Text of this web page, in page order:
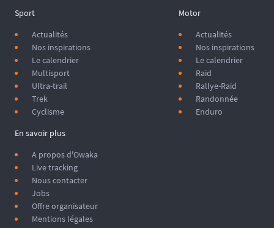
Sport
Actualités
Nos inspirations
Le calendrier
Multisport
Ultra-trail
Trek
Cyclisme
Motor
Actualités
Nos inspirations
Le calendrier
Raid
Rallye-Raid
Randonnée
Enduro
En savoir plus
A propos d'Owaka
Live tracking
Nous contacter
Jobs
Offre organisateur
Mentions légales